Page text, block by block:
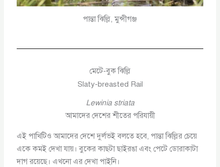
পান্তা ঝিল্লি, মুন্সীগঞ্জ
মেটে-বুক ঝিল্লি
Slaty-breasted Rail
Lewinia striata
আমাদের দেশের শীতের পরিযায়ী
এই পাখিটিও আমাদের দেশে দুর্লভই বলতে হবে, পান্তা ঝিল্লির চেয়ে
একে কমই দেখা যায়। বুকের কাছটা ছাইরঙা এবং পেটে ডোরাকাটা
দাগ রয়েছে। এখনো এর দেখা পাইনি।